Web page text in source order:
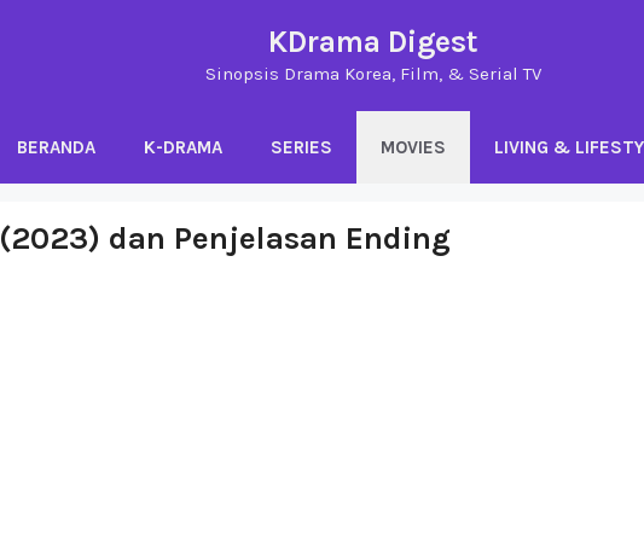
KDrama Digest
Sinopsis Drama Korea, Film, & Serial TV
BERANDA K-DRAMA SERIES MOVIES LIVING &
dan Penjelasan Ending